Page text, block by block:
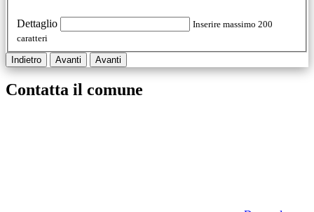
Dettaglio
Inserire massimo 200
caratteri
Indietro Avanti Avanti
Contatta il comune